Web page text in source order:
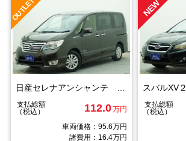
支払総額
（税込）
112.0万円
車両価格：95.6万円
諸費用：16.4万円
スバルXV
支払総額
（税込）